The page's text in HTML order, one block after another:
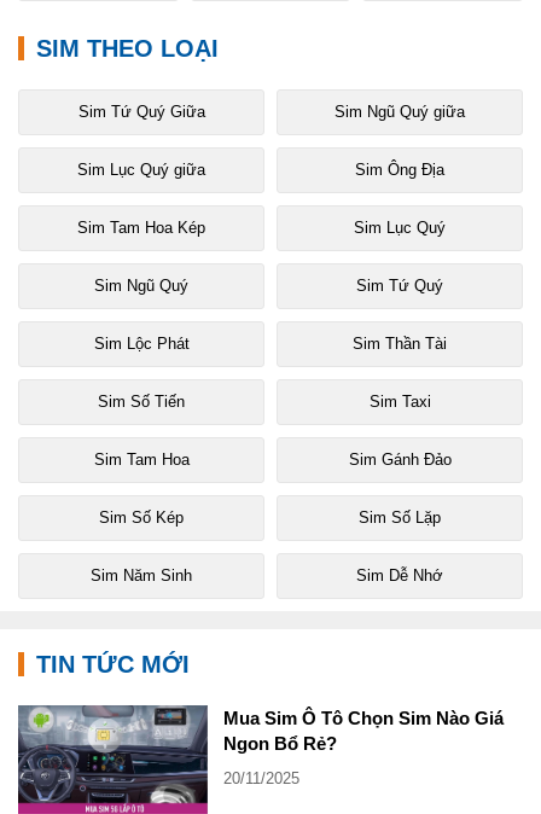
SIM THEO LOẠI
Sim Tứ Quý Giữa Sim Ngũ Quý giữa
Sim Lục Quý giữa Sim Ông Địa
Sim Tam Hoa Kép Sim Lục Quý
Sim Ngũ Quý Sim Tứ Quý
Sim Lộc Phát Sim Thần Tài
Sim Số Tiến Sim Taxi
Sim Tam Hoa Sim Gánh Đảo
Sim Số Kép Sim Số Lặp
Sim Năm Sinh Sim Dễ Nhớ
TIN TỨC MỚI
Mua Sim Ô Tô Chọn Sim Nào Giá
Ngon Bổ Rẻ?
20/11/2025